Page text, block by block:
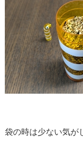
袋の時は少ない気が